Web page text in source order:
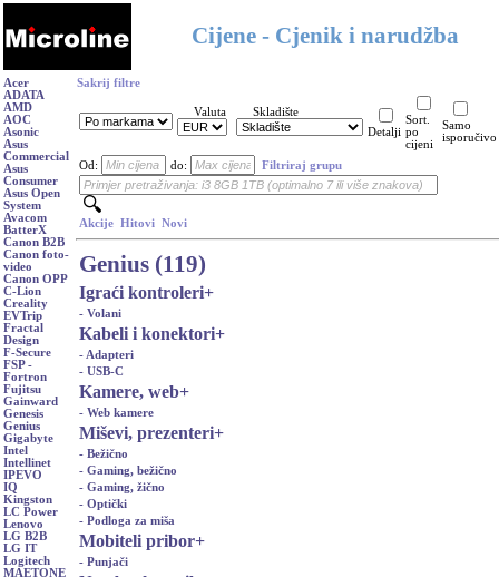
Cijene - Cjenik i narudžba
Acer
ADATA
AMD
AOC
Asonic
Asus
Commercial
Asus
Consumer
Asus Open
System
Avacom
BatterX
Canon B2B
Canon foto-
video
Canon OPP
C-Lion
Creality
EVTrip
Fractal
Design
F-Secure
FSP -
Fortron
Fujitsu
Gainward
Genesis
Genius
Gigabyte
Intel
Intellinet
IPEVO
IQ
Kingston
LC Power
Lenovo
LG B2B
LG IT
Logitech
MAETONE
Sakrij filtre
Valuta
Skladište
Detalji
Sort.
po
cijeni
Samo
isporučivo
Od: do: Filtriraj grupu
Akcije Hitovi Novi
Genius (119)
Igraći kontroleri+
- Volani
Kabeli i konektori+
- Adapteri
- USB-C
Kamere, web+
- Web kamere
Miševi, prezenteri+
- Bežično
- Gaming, bežično
- Gaming, žično
- Optički
- Podloga za miša
Mobiteli pribor+
- Punjači